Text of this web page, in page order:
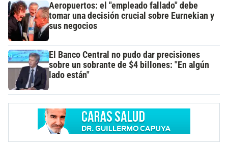
Aeropuertos: el "empleado fallado" debe
tomar una decisión crucial sobre Eurnekian y
sus negocios
El Banco Central no pudo dar precisiones
sobre un sobrante de $4 billones: "En algún
lado están"